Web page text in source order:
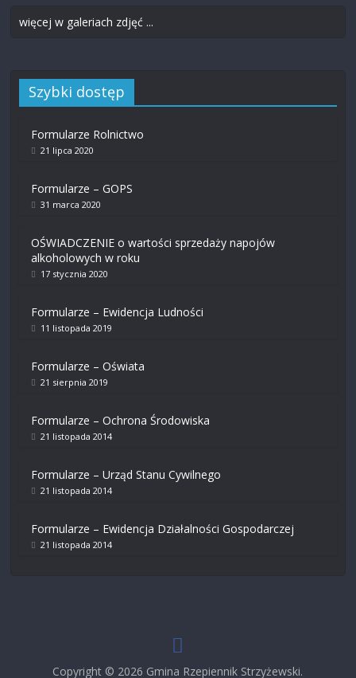
więcej w galeriach zdjęć ...
Szybki dostęp
Formularze Rolnictwo
21 lipca 2020
Formularze – GOPS
31 marca 2020
OŚWIADCZENIE o wartości sprzedaży napojów
alkoholowych w roku
17 stycznia 2020
Formularze – Ewidencja Ludności
11 listopada 2019
Formularze – Oświata
21 sierpnia 2019
Formularze – Ochrona Środowiska
21 listopada 2014
Formularze – Urząd Stanu Cywilnego
21 listopada 2014
Formularze – Ewidencja Działalności Gospodarczej
21 listopada 2014
Copyright © 2026 Gmina Rzepiennik Strzyżewski.